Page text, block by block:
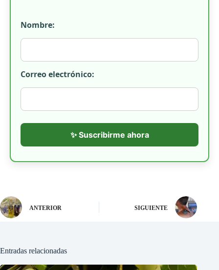
Nombre:
Correo electrónico:
✨ Suscribirme ahora
ANTERIOR SIGUIENTE
Entradas relacionadas